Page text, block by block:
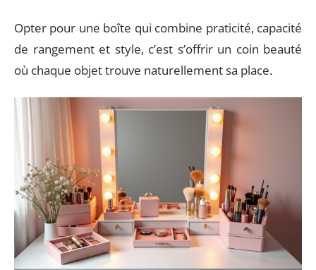
Opter pour une boîte qui combine praticité, capacité
de rangement et style, c’est s’offrir un coin beauté
où chaque objet trouve naturellement sa place.